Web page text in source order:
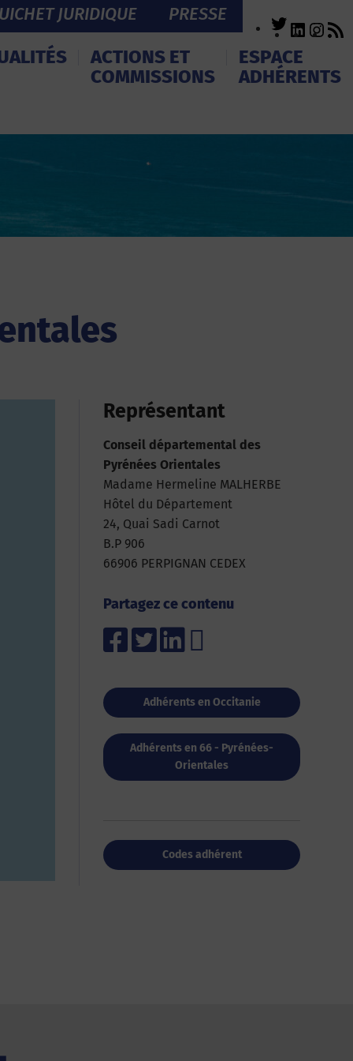
JURIDIQUE PRESSE Twitter
ACTIONS ET
COMMISSIONS
ESPACE
ADHÉRENTS
Représentant
Conseil départemental des
Pyrénées Orientales
Madame Hermeline MALHERBE
Hôtel du Département
24, Quai Sadi Carnot
B.P 906
66906 PERPIGNAN CEDEX
Partagez ce contenu
Adhérents en Occitanie
Adhérents en 66 - Pyrénées-
Orientales
Codes adhérent